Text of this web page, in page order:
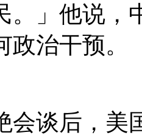
。」他说，
治干预。
会谈后，美